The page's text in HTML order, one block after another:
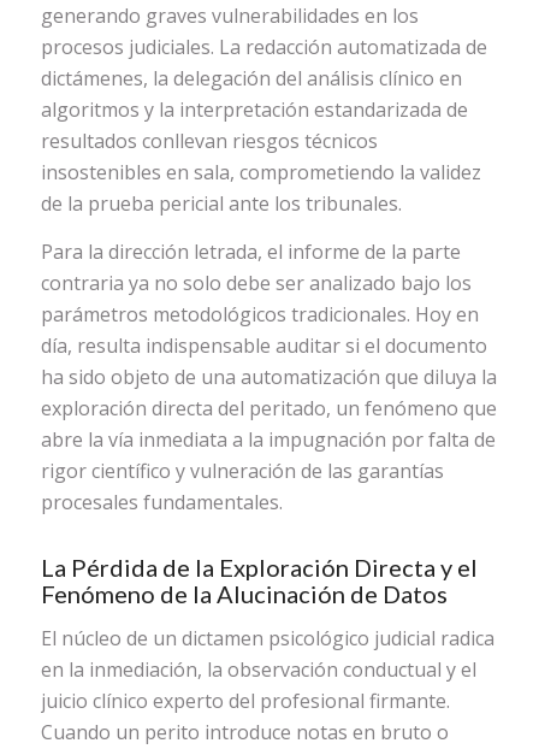
generando graves vulnerabilidades en los
procesos judiciales. La redacción automatizada de
dictámenes, la delegación del análisis clínico en
algoritmos y la interpretación estandarizada de
resultados conllevan riesgos técnicos
insostenibles en sala, comprometiendo la validez
de la prueba pericial ante los tribunales.
Para la dirección letrada, el informe de la parte
contraria ya no solo debe ser analizado bajo los
parámetros metodológicos tradicionales. Hoy en
día, resulta indispensable auditar si el documento
ha sido objeto de una automatización que diluya la
exploración directa del peritado, un fenómeno que
abre la vía inmediata a la impugnación por falta de
rigor científico y vulneración de las garantías
procesales fundamentales.
La Pérdida de la Exploración Directa y el
Fenómeno de la Alucinación de Datos
El núcleo de un dictamen psicológico judicial radica
en la inmediación, la observación conductual y el
juicio clínico experto del profesional firmante.
Cuando un perito introduce notas en bruto o